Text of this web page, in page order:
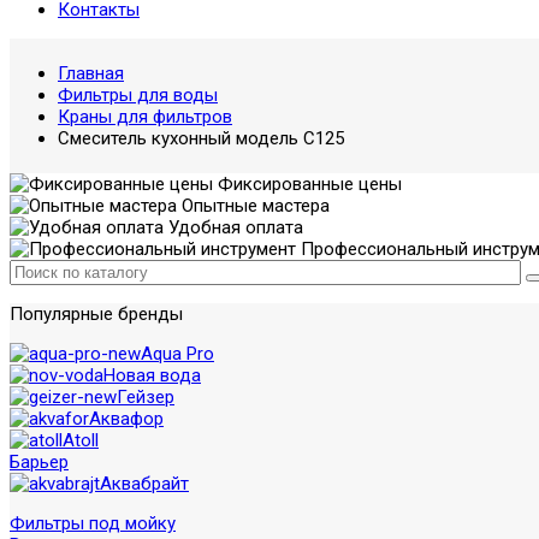
Контакты
Главная
Фильтры для воды
Краны для фильтров
Смеситель кухонный модель С125
Фиксированные цены
Опытные мастера
Удобная оплата
Профессиональный
Популярные бренды
Aqua Pro
Новая вода
Гейзер
Аквафор
Atoll
Барьер
Аквабрайт
Фильтры под мойку